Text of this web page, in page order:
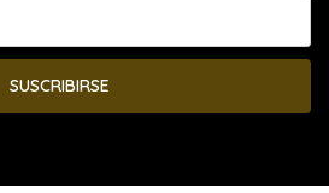
SUSCRIBIRSE